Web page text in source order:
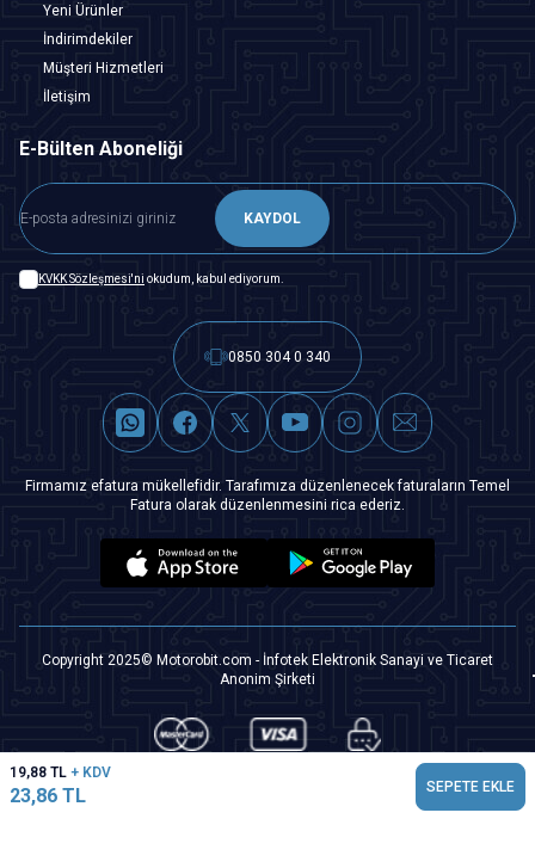
19,88 TL + KDV
23,86 TL SEPETE EKLE
Yeni Ürünler
İndirimdekiler
Müşteri Hizmetleri
İletişim
E-Bülten Aboneliği
KAYDOL
KVKK Sözleşmesi'ni okudum, kabul ediyorum.
0850 304 0 340
Firmamız efatura mükellefidir. Tarafımıza düzenlenecek faturaların Temel
Fatura olarak düzenlenmesini rica ederiz.
Copyright 2025© Motorobit.com - İnfotek Elektronik Sanayi ve Ticaret
Anonim Şirketi